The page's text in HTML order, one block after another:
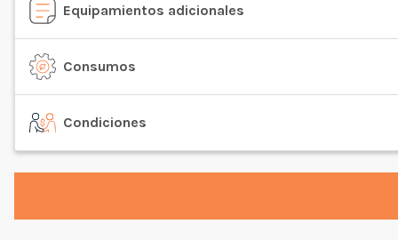
Equipamientos adicionales
Consumos
Condiciones